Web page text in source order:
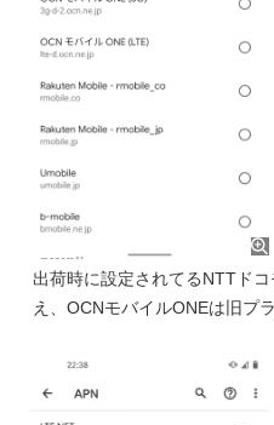
出荷時に設定されてるNTTド
え、OCNモバイルONEは旧プ